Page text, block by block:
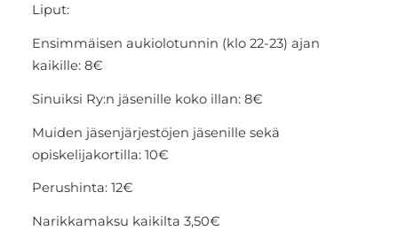
Liput:
Ensimmäisen aukiolotunnin (klo 22-23) ajan
kaikille: 8€
Sinuiksi Ry:n jäsenille koko illan: 8€
Muiden jäsenjärjestöjen jäsenille sekä
opiskelijakortilla: 10€
Perushinta: 12€
Narikkamaksu kaikilta 3,50€